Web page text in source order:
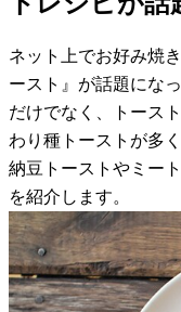
ネット上でお好み焼
ースト』が話題にな
だけでなく、トース
わり種トーストが多
納豆トーストやミー
を紹介します。